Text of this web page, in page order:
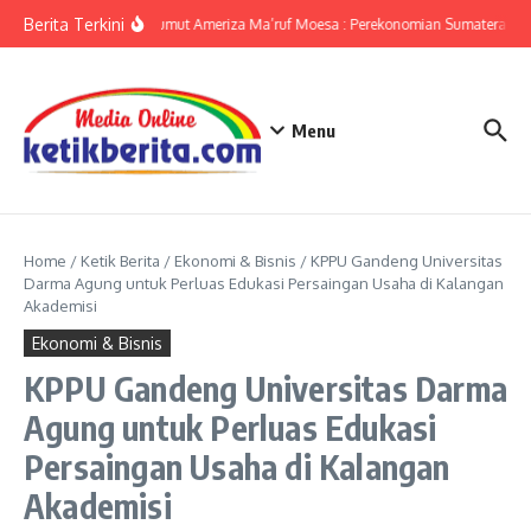
Berita TerkiniKPwBI Sumut Ameriza Ma’ruf Moesa : Perekonomian Sumatera
Menu
Home / Ketik Berita / Ekonomi & Bisnis / KPPU Gandeng Universitas
Darma Agung untuk Perluas Edukasi Persaingan Usaha di Kalangan
Akademisi
Ekonomi & Bisnis
KPPU Gandeng Universitas Darma
Agung untuk Perluas Edukasi
Persaingan Usaha di Kalangan
Akademisi